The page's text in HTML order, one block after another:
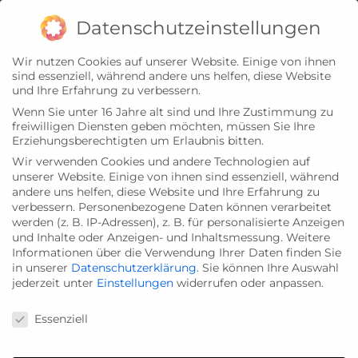
springen
Impressum Datenschutz
Datenschutzeinstellungen
Wir nutzen Cookies auf unserer Website. Einige von ihnen
sind essenziell, während andere uns helfen, diese Website
und Ihre Erfahrung zu verbessern.
Wenn Sie unter 16 Jahre alt sind und Ihre Zustimmung zu
freiwilligen Diensten geben möchten, müssen Sie Ihre
Erziehungsberechtigten um Erlaubnis bitten.
Wir verwenden Cookies und andere Technologien auf
unserer Website. Einige von ihnen sind essenziell, während
andere uns helfen, diese Website und Ihre Erfahrung zu
verbessern. Personenbezogene Daten können verarbeitet
werden (z. B. IP-Adressen), z. B. für personalisierte Anzeigen
und Inhalte oder Anzeigen- und Inhaltsmessung. Weitere
Informationen über die Verwendung Ihrer Daten finden Sie
in unserer Datenschutzerklärung. Sie können Ihre Auswahl
jederzeit unter Einstellungen widerrufen oder anpassen.
Essenziell